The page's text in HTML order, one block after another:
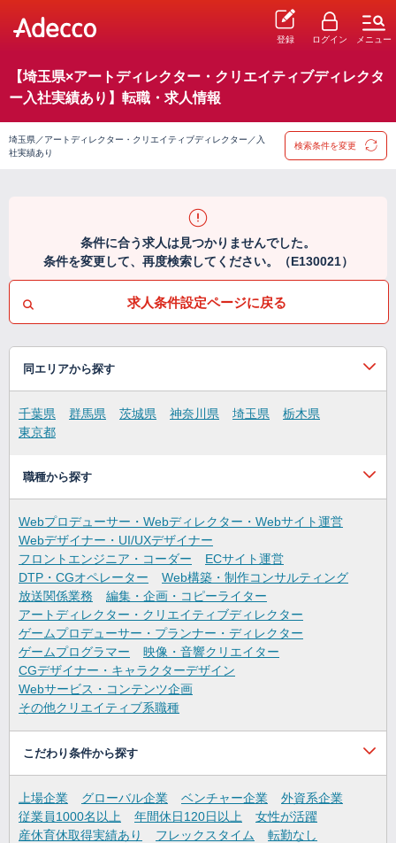
登録 ログイン メニュー
【埼玉県×アートディレクター・クリエイティブディレクタ
ー入社実績あり】転職・求人情報
埼玉県／アートディレクター・クリエイティブディレクター／入
社実績あり
検索条件を変更
条件に合う求人は見つかりませんでした。
条件を変更して、再度検索してください。（E130021）
求人条件設定ページに戻る
同エリアから探す
千葉県 群馬県 茨城県 神奈川県 埼玉県
栃木県
東京都
職種から探す
Webプロデューサー・Webディレクター・Webサイト運営
Webデザイナー・UI/UXデザイナー
フロントエンジニア・コーダー
ECサイト運営
DTP・CGオペレーター
Web構築・制作コンサルティング
放送関係業務
編集・企画・コピーライター
アートディレクター・クリエイティブディレクター
ゲームプロデューサー・プランナー・ディレクター
ゲームプログラマー
映像・音響クリエイター
CGデザイナー・キャラクターデザイン
Webサービス・コンテンツ企画
その他クリエイティブ系職種
こだわり条件から探す
上場企業 グローバル企業 ベンチャー企業
外資系企業
従業員1000名以上
年間休日120日以上
女性が活躍
産休育休取得実績あり
フレックスタイム
転勤なし